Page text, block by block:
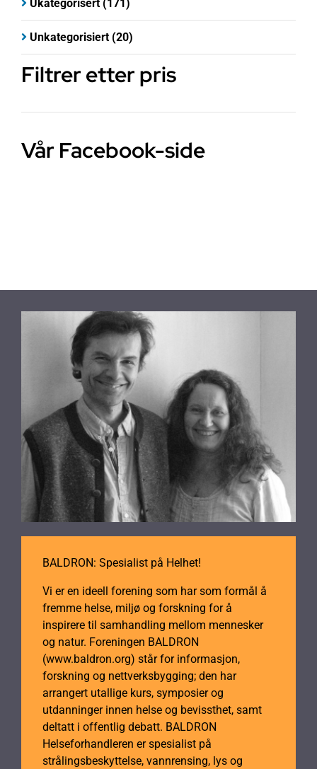
Ukategorisert (171)
Unkategorisiert (20)
Filtrer etter pris
Vår Facebook-side
BALDRON: Spesialist på Helhet!
Vi er en ideell forening som har som formål å
fremme helse, miljø og forskning for å
inspirere til samhandling mellom mennesker
og natur. Foreningen BALDRON
(www.baldron.org) står for informasjon,
forskning og nettverksbygging; den har
arrangert utallige kurs, symposier og
utdanninger innen helse og bevissthet, samt
deltatt i offentlig debatt. BALDRON
Helseforhandleren er spesialist på
strålingsbeskyttelse, vannrensing, lys og